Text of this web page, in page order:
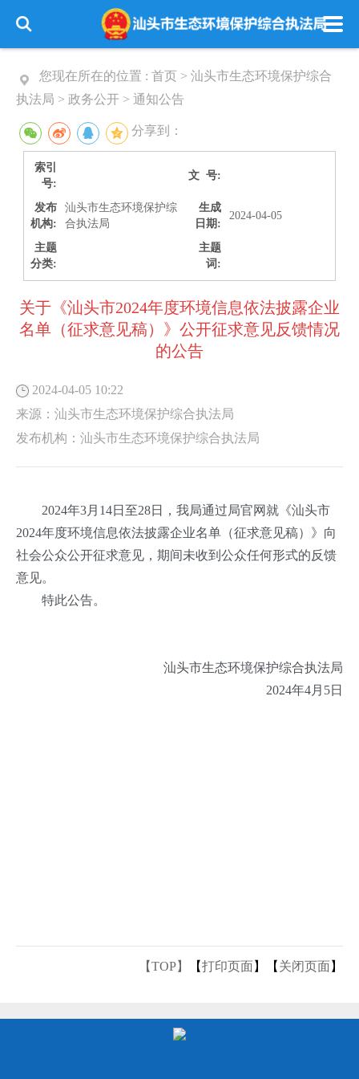
您现在所在的位置 : 首页 > 汕头市生态环境保护综合
执法局 > 政务公开 > 通知公告
分享到：
索引
号:
文 号:
发布
机构:
汕头市生态环境保护综
合执法局
生成
日期:
2024-04-05
主题
分类:
主题
词:
关于《汕头市2024年度环境信息依法披露企业
名单（征求意见稿）》公开征求意见反馈情况
的公告
2024-04-05 10:22
来源： 汕头市生态环境保护综合执法局
发布机构： 汕头市生态环境保护综合执法局
2024年3月14日至28日，我局通过局官网就《汕头市
2024年度环境信息依法披露企业名单（征求意见稿）》向
社会公众公开征求意见，期间未收到公众任何形式的反馈
意见。
特此公告。
汕头市生态环境保护综合执法局
2024年4月5日
【TOP】 【打印页面】【 关闭页面】